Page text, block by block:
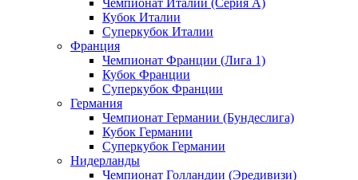
Чемпионат Италии (Серия А)
Кубок Италии
Суперкубок Италии
Франция
Чемпионат Франции (Лига 1)
Кубок Франции
Суперкубок Франции
Германия
Чемпионат Германии (Бундеслига)
Кубок Германии
Суперкубок Германии
Нидерланды
Чемпионат Голландии (Эредивизи)